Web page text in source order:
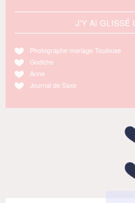
J'Y AI GLISSÉ
Photographe mariage Toulouse
Godiche
Anne
Journal de Saxe